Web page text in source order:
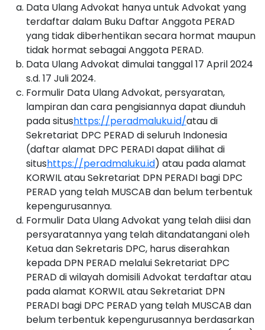
Data Ulang Advokat hanya untuk Advokat yang
terdaftar dalam Buku Daftar Anggota PERAD
yang tidak diberhentikan secara hormat maupun
tidak hormat sebagai Anggota PERAD.
Data Ulang Advokat dimulai tanggal 17 April 2024
s.d. 17 Juli 2024.
Formulir Data Ulang Advokat, persyaratan,
lampiran dan cara pengisiannya dapat diunduh
pada situshttps://peradmaluku.id/atau di
Sekretariat DPC PERAD di seluruh Indonesia
(daftar alamat DPC PERADI dapat dilihat di
situshttps://peradmaluku.id) atau pada alamat
KORWIL atau Sekretariat DPN PERADI bagi DPC
PERAD yang telah MUSCAB dan belum terbentuk
kepengurusannya.
Formulir Data Ulang Advokat yang telah diisi dan
persyaratannya yang telah ditandatangani oleh
Ketua dan Sekretaris DPC, harus diserahkan
kepada DPN PERAD melalui Sekretariat DPC
PERAD di wilayah domisili Advokat terdaftar atau
pada alamat KORWIL atau Sekretariat DPN
PERADI bagi DPC PERAD yang telah MUSCAB dan
belum terbentuk kepengurusannya berdasarkan